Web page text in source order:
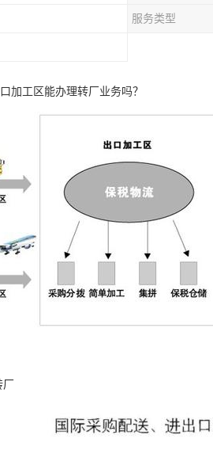
服务类型
加工区能办理转厂业务吗？